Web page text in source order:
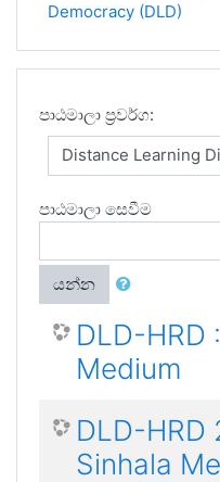
Democracy (DLD)
පාඨමාලා ප්‍රවර්ග:
පාඨමාලා සෙවීම
යන්න
DLD-HRD
Medium
DLD-HRD
Sinhala